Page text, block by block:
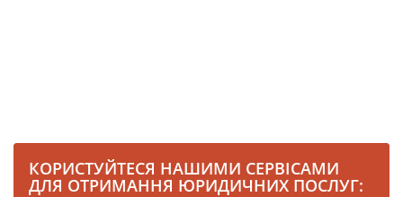
КОРИСТУЙТЕСЯ НАШИМИ СЕРВІСАМИ
ДЛЯ ОТРИМАННЯ ЮРИДИЧНИХ ПОСЛУГ: